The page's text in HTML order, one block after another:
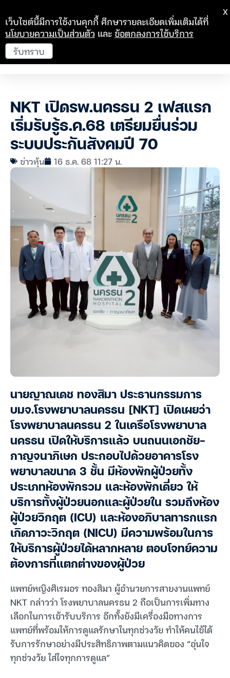
NKT เปิดรพ.นครธน 2 เฟสแรก
เริ่มรับรู้ธ.ค.68 เตรียมยื่นร่วม
ระบบประกันสังคมปี 70
ข่าวหุ้น 16 ธ.ค. 68 11:27 น.
นายญาณเดช ทองสิมา ประธานกรรมการ
บมจ.โรงพยาบาลนครธน [NKT] เปิดเผยว่า
โรงพยาบาลนครธน 2 ในเครือโรงพยาบาล
นครธน เปิดให้บริการแล้ว บนถนนเอกชัย-
กาญจนาภิเษก ประกอบไปด้วยอาคารโรง
พยาบาลขนาด 3 ชั้น มีห้องพักผู้ป่วยทั้ง
ประเภทห้องพักรวม และห้องพักเดี่ยว ให้
บริการทั้งผู้ป่วยนอกและผู้ป่วยใน รวมถึงห้อง
ผู้ป่วยวิกฤต (ICU) และห้องอภิบาลทารกแรก
เกิดภาวะวิกฤต (NICU) มีความพร้อมในการ
ให้บริการผู้ป่วยได้หลากหลาย ตอบโจทย์ความ
ต้องการที่แตกต่างของผู้ป่วย
แพทย์หญิงศิเรมอร ทองสิมา ผู้อำนวยการสายงานแพทย์
NKT กล่าวว่า โรงพยาบาลนครธน 2 ถือเป็นการเพิ่มทาง
เลือกในการเข้ารับบริการ อีกทั้งยังมีเครื่องมือทางการ
แพทย์ที่พร้อมให้การดูแลรักษาในทุกช่วงวัย ทำให้คนไข้ได้
รับการรักษาอย่างมีประสิทธิภาพตามแนวคิดของ “อุ่นใจ
ทุกช่วงวัย ใส่ใจทุกการดูแล”
เว็บไซต์นี้มีการใช้งานคุกกี้ ศึกษารายละเอียดเพิ่มเติมได้ที่
นโยบายความเป็นส่วนตัว และข้อตกลงการใช้บริการ
รับทราบ
X